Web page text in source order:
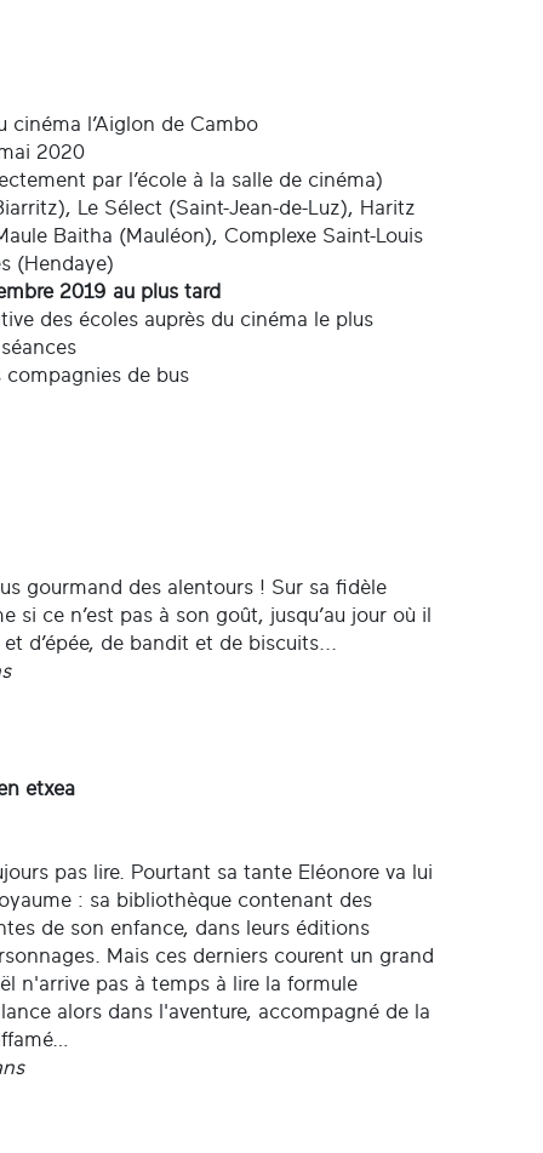
cinéma l’Aiglon de Cambo
2020
par l’école à la salle de cinéma)
Le Sélect (Saint-Jean-de-Luz), Haritz
Baitha (Mauléon), Complexe Saint-Louis
(Hendaye)
2019 au plus tard
des écoles auprès du cinéma le plus
compagnies de bus
gourmand des alentours ! Sur sa fidèle
ce n’est pas à son goût, jusqu’au jour où il
d’épée, de bandit et de biscuits...
etxea
pas lire. Pourtant sa tante Eléonore va lui
: sa bibliothèque contenant des
de son enfance, dans leurs éditions
Mais ces derniers courent un grand
n'arrive pas à temps à lire la formule
alors dans l'aventure, accompagné de la